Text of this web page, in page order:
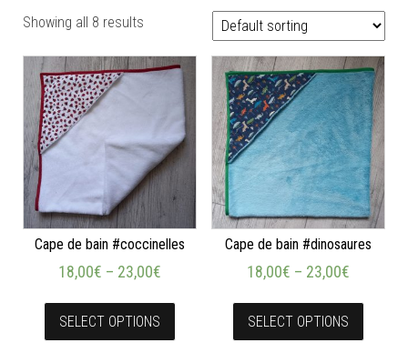
Showing all 8 results
Cape de bain #coccinelles
18,00€ – 23,00€
SELECT OPTIONS
Cape de bain #dinosaures
18,00€ – 23,00€
SELECT OPTIONS